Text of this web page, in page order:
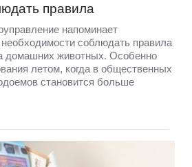
правила
напоминает
соблюдать правила
домашних животных. Особенно
летом, когда в общественных
становится больше